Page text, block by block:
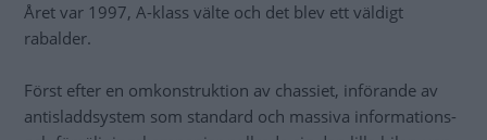
Året var 1997, A-klass välte och det blev ett väldigt
rabalder.
Först efter en omkonstruktion av chassiet, införande av
antisladdsystem som standard och massiva informations-